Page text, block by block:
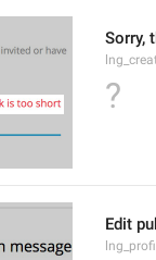
Sorry,
?
Edit